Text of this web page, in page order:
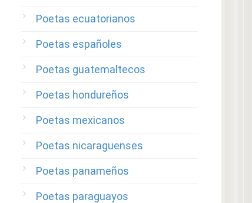
Poetas ecuatorianos
Poetas españoles
Poetas guatemaltecos
Poetas hondureños
Poetas mexicanos
Poetas nicaraguenses
Poetas panameños
Poetas paraguayos